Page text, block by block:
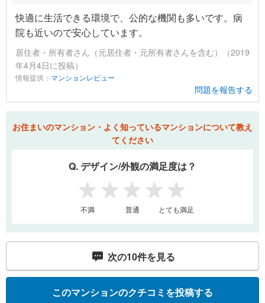
快適に生活できる環境で、公的な機関も多いです。病
院も近いので安心しています。
居住者・所有者さん（元居住者・元所有者さんを含む）（2019
年4月4日に投稿）
情報提供： マンションレビュー
問題を報告する
お住まいのマンション・よく知っているマンションについて教え
てください
Q. デザイン/外観の満足度は？
1 2 3 4 5
不満 普通 とても満足
次の10件を見る
このマンションのクチコミを投稿する